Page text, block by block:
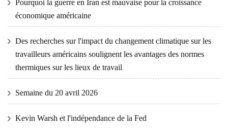
Pourquoi la guerre en Iran est mauvaise pour la croissance
économique américaine
Des recherches sur l'impact du changement climatique sur les
travailleurs américains soulignent les avantages des normes
thermiques sur les lieux de travail
Semaine du 20 avril 2026
Kevin Warsh et l'indépendance de la Fed